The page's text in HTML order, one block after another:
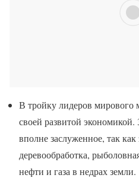
В тройку лидеров мирового
своей развитой экономикой.
вполне заслуженное, так как
деревообработка,
нефти и газа в недрах земли.